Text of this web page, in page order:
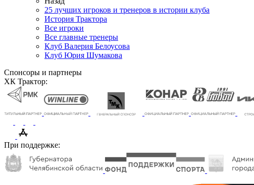
25 лучших игроков и тренеров в истории клуба
История Трактора
Все игроки
Все главные тренеры
Клуб Валерия Белоусова
Клуб Юрия Шумакова
Спонсоры и партнеры
ХК Трактор:
При поддержке: